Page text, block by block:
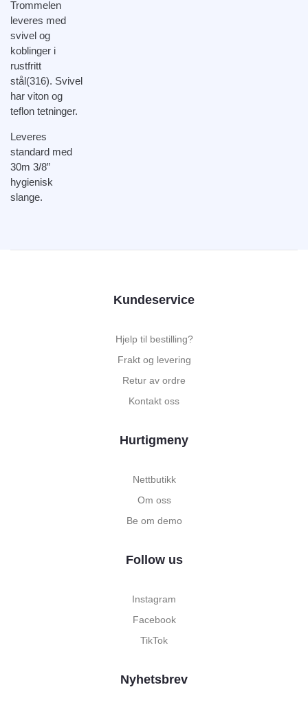
Trommelen
leveres med
svivel og
koblinger i
rustfritt
stål(316). Svivel
har viton og
teflon tetninger.
Leveres
standard med
30m 3/8”
hygienisk
slange.
Kundeservice
Hjelp til bestilling?
Frakt og levering
Retur av ordre
Kontakt oss
Hurtigmeny
Nettbutikk
Om oss
Be om demo
Follow us
Instagram
Facebook
TikTok
Nyhetsbrev